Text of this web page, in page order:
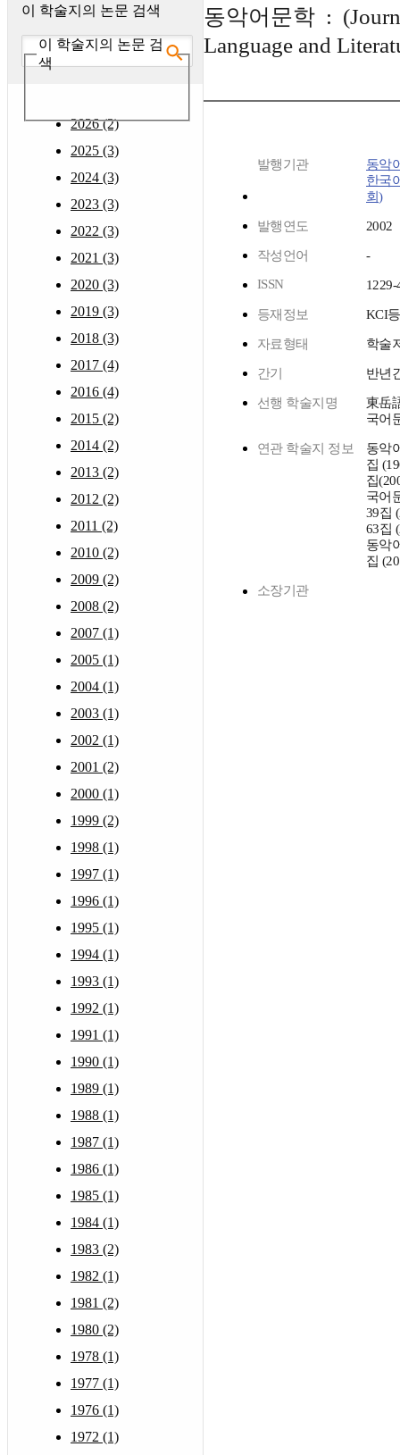
이 학술지의 논문 검색
이 학술지의 논문 검
색
2026 (2)
2025 (3)
2024 (3)
2023 (3)
2022 (3)
2021 (3)
2020 (3)
2019 (3)
2018 (3)
2017 (4)
2016 (4)
2015 (2)
2014 (2)
2013 (2)
2012 (2)
2011 (2)
2010 (2)
2009 (2)
2008 (2)
2007 (1)
2005 (1)
2004 (1)
2003 (1)
2002 (1)
2001 (2)
2000 (1)
1999 (2)
1998 (1)
1997 (1)
1996 (1)
1995 (1)
1994 (1)
1993 (1)
1992 (1)
1991 (1)
1990 (1)
1989 (1)
1988 (1)
1987 (1)
1986 (1)
1985 (1)
1984 (1)
1983 (2)
1982 (1)
1981 (2)
1980 (2)
1978 (1)
1977 (1)
1976 (1)
1972 (1)
동악어문학 :
Language and
발행기관
동악
한국
회)
발행연도 2002
작성언어
-
ISSN
1229-
등재정보 KCI
자료형태 학술
간기 반년
선행 학술지명
東岳
국어
연관 학술지 정보
동악
집
집
국어
39집
63집
동악
집
소장기관